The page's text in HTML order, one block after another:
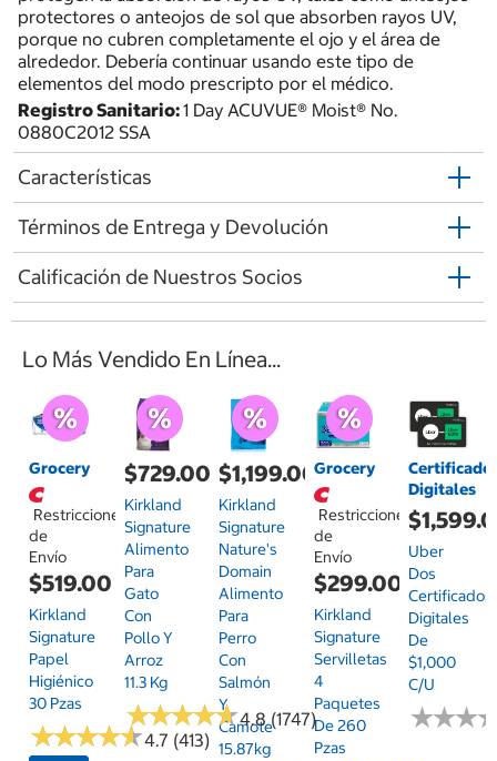
protectores o anteojos de sol que absorben rayos UV,
porque no cubren completamente el ojo y el área de
alrededor. Debería continuar usando este tipo de
elementos del modo prescripto por el médico.
Registro Sanitario:1 Day ACUVUE® Moist® No.
0880C2012 SSA
Características
Términos de Entrega y Devolución
Calificación de Nuestros Socios
Lo Más Vendido En Línea...
Grocery
Restricciones
de
Envío
$519.00
Kirkland
Signature
Papel
Higiénico
30 Pzas
★★★★★
★★★★★4.7 (413)
$729.00
Kirkland
Signature
Alimento
Para
Gato
Con
Pollo Y
Arroz
11.3 Kg
★★★★★
★★★★★4.8 (1747)
$1,199.00
Kirkland
Signature
Nature's
Domain
Alimento
Para
Perro
Con
Salmón
Y
Camote
15.87kg
Grocery
Restricciones
de
Envío
$299.00
Kirkland
Signature
Servilletas
4
Paquetes
De 260
Pzas
Digitales
Uber
Dos
Certificados
Digitales
De
$1,000
C/u
★★★
★★★